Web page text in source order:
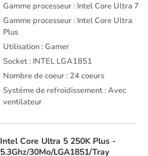
Gamme processeur : Intel Core Ultra 7
Gamme processeur : Intel Core Ultra
Plus
Utilisation : Gamer
Socket : INTEL LGA1851
Nombre de coeur : 24 coeurs
Systéme de refroidissement : Avec
ventilateur
IntelCore Ultra 5 250K Plus -
5.3Ghz/30Mo/LGA1851/Tray